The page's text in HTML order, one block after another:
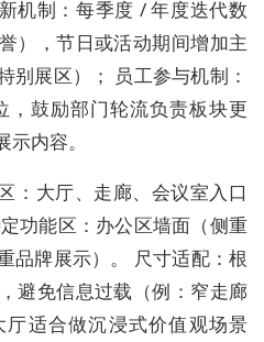
机制：每季度 / 年度迭代数
），节日或活动期间增加主
别展区）； 员工参与机制：
，鼓励部门轮流负责板块更
内容。
：大厅、走廊、会议室入口
功能区：办公区墙面（侧重
品牌展示）。 尺寸适配：根
避免信息过载（例：窄走廊
适合做沉浸式价值观场景